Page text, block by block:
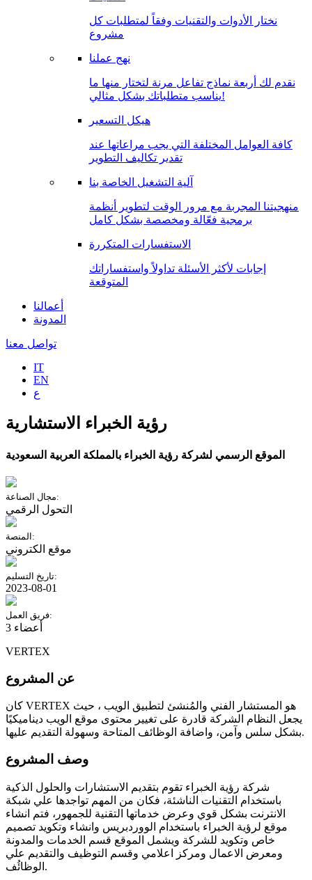
نختار الأدوات والتقنيات وفقاً لمتطلبات كل
مشروع
نهج عملنا
نقدم لك أربعة نماذج تفاعل مرنة لتختار منها ما
يناسب متطلباتك بشكل مثالي!
هيكل التسعير
كافة العوامل المختلفة التي يجب مراعاتها عند
تقدير تكاليف التطوير
آلية التشغيل الخاصة بنا
منهجيتنا المجربة مع مرور الوقت لتطوير أنظمة
برمجية فعّالة ومخصصة بشكل كامل
الاستفسارات المتكررة
إجابات لأكثر الأسئلة تداولاً واستفساراتك
المتوقعة
أعمالنا
المدونة
تواصل معنا
IT
EN
ع
رؤية الخبراء الاستشارية
الموقع الرسمي لشركة رؤية الخبراء بالمملكة العربية السعودية
مجال الصناعة:
التحول الرقمي
المنصة:
موقع الكتروني
تاريخ التسليم:
2023-08-01
فريق العمل:
3 أعضاء
VERTEX
عن المشروع
كان VERTEX هو المستشار الفني والمُنشئ لتطبيق الويب ، حيث
يجعل النظام الشركة قادرة على تغيير محتوى موقع الويب ديناميكيًا
بشكل سلس وآمن، واضافة الوظائف المتاحة وسهولة التقديم عليها.
وصف المشروع
شركة رؤية الخبراء تقوم بتقديم الاستشارات والحلول الذكية
باستخدام التقنيات الناشئة، فكان من المهم تواجدها علي شبكة
الانترنت بشكل قوي وعرض خدماتها التقنية للجمهور، فتم انشاء
موقع لرؤية الخبراء باستخدام الووردبريس وانشاء وتكويد تصميم
خاص وتكويد للشركة ويشمل الموقع قسم الخدمات والمدونة
ومعرض الاعمال ومركز اعلامي وقسم التوظيف والتقديم علي
الوظائُف.